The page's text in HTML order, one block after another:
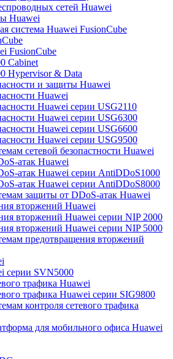
сетей Huawei
Huawei
система Huawei FusionCube
FusionCube
Cabinet
Hypervisor & Data
и защиты Huawei
Huawei
Huawei серии USG2110
Huawei серии USG6300
Huawei серии USG6600
Huawei серии USG9500
сетевой безопастности Huawei
атак Huawei
атак Huawei серии AntiDDoS1000
атак Huawei серии AntiDDoS8000
защиты от DDoS-атак Huawei
вторжений Huawei
вторжений Huawei серии NIP 2000
вторжений Huawei серии NIP 5000
предотвращения вторжений
серии SVN5000
трафика Huawei
трафика Huawei серии SIG9800
контроля сетевого трафика
для мобильного офиса Huawei